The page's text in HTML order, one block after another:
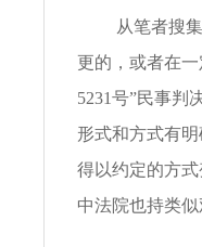
从笔者搜
更的，或者在
5231号”民事判
形式和方式有
得以约定的方式
中法院也持类似